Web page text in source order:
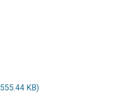
KB)